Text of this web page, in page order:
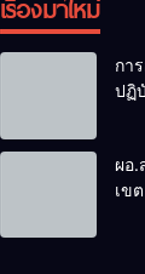
เรื่องมาใหม่
กา
ปฏิ
บำ
ตน
ผอ.
เข